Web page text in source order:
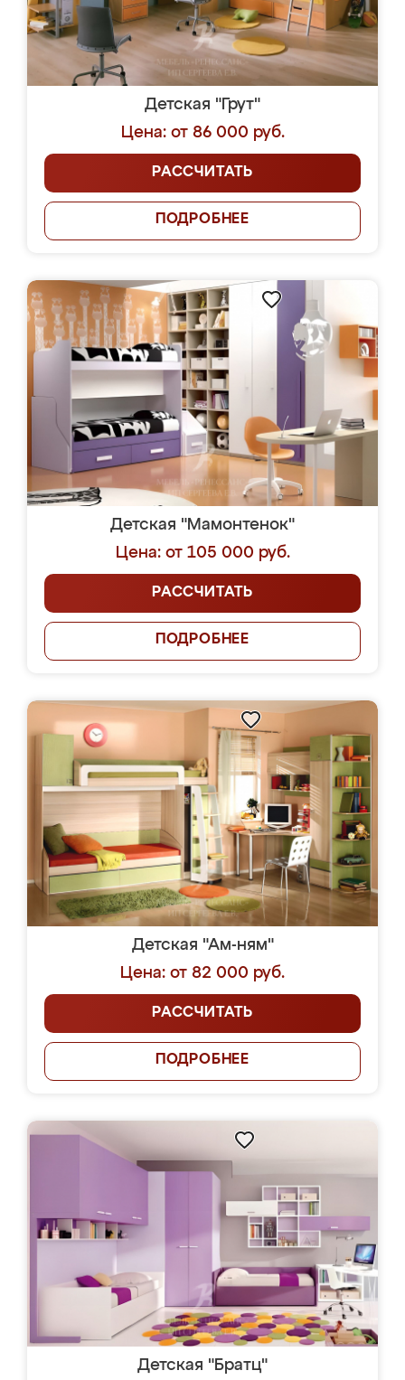
Детская "Грут"
Цена: от 86 000 руб.
РАССЧИТАТЬ
ПОДРОБНЕЕ
Детская "Мамонтенок"
Цена: от 105 000 руб.
РАССЧИТАТЬ
ПОДРОБНЕЕ
Детская "Ам-ням"
Цена: от 82 000 руб.
РАССЧИТАТЬ
ПОДРОБНЕЕ
Детская "Братц"